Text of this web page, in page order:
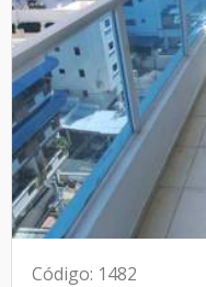
Código: 1482